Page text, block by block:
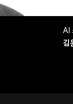
AI
김